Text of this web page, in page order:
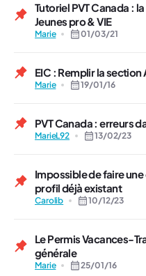
Tutoriel PVT Canada :
Jeunes pro & VIE
Marie 01/03/21
EIC : Remplir la
Marie 19/01/16
PVT Canada : erreurs
MarieL92 13/02/23
Impossible de faire
profil déjà existant
Carolib 10/12/23
Le Permis Vacances-
générale
Marie 25/01/16